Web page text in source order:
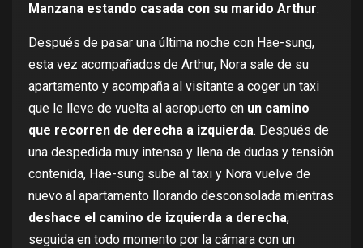
Manzana estando casada con su marido Arthur.
Después de pasar una última noche con Hae-sung,
esta vez acompañados de Arthur, Nora sale de su
apartamento y acompaña al visitante a coger un taxi
que le lleve de vuelta al aeropuerto en un camino
que recorren de derecha a izquierda. Después de
una despedida muy intensa y llena de dudas y tensión
contenida, Hae-sung sube al taxi y Nora vuelve de
nuevo al apartamento llorando desconsolada mientras
deshace el camino de izquierda a derecha,
seguida en todo momento por la cámara con un